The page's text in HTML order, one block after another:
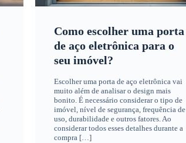
Como escolher uma porta
de aço eletrônica para o
seu imóvel?
Escolher uma porta de aço eletrônica vai
muito além de analisar o design mais
bonito. É necessário considerar o tipo de
imóvel, nível de segurança, frequência de
uso, durabilidade e outros fatores. Ao
considerar todos esses detalhes durante a
compra […]